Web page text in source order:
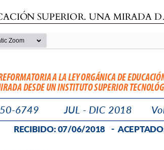
DESDE UN INSTITUTO SUPERIOR TECNOLÓGICO